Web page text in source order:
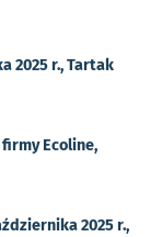
2025 r., Tartak
Ecoline,
2025 r.,